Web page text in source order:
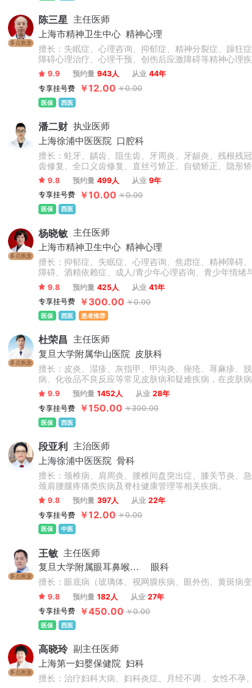
多点执业
陈三星 主任医师
上海市精神卫生中心 精神心理
擅长：失眠症、心理咨询、抑郁症、精神分裂症、躁狂
障碍心理治疗、心理干预、创伤后应激障碍等精神心理
9.9 预约量 943人 从业 44年
专享挂号费
￥12.00 ￥0.00
医保 西医
潘二财 执业医师
上海徐浦中医医院
口腔科
擅长：蛀牙、龋齿、阻生齿、牙周炎、牙龈炎、残根残
齿修复、全口义齿修复、直丝弓矫正、自锁矫正、隐形
9.8 预约量 499人 从业 9年
专享挂号费
￥10.00 ￥0.00
医保 西医
多点执业
杨晓敏 主任医师
上海市精神卫生中心 精神心理
擅长：抑郁症、失眠症、心理咨询、焦虑症、精神障碍
障碍、酒精依赖症、成人/青少年心理咨询、青少年情绪
9.8 预约量 425人 从业 41年
专享挂号费
￥300.00 ￥0.00
医保 西医 患者推荐
多点执业
杜荣昌 主任医师
复旦大学附属华山医院
皮肤科
擅长：皮炎、湿疹、灰指甲、甲沟炎、痤疮、荨麻疹、
病、化妆品不良反应等常见皮肤病和疑难疾病，在皮肤
9.9 预约量 1452人 从业 28年
专享挂号费
￥150.00 ￥300.00
医保 西医
段亚利 主治医师
上海徐浦中医医院 骨科
擅长：颈椎病、肩周炎、腰椎间盘突出症、膝关节炎、
颈肩腰腿疼痛类疾病及脊柱健康管理等相关疾病。
9.8 预约量 397人 从业 22年
专享挂号费
￥12.00 ￥0.00
医保 中医
多点执业
王敏 主任医师
复旦大学附属眼耳鼻喉科医院
眼科
擅长：眼底病（玻璃体、视网膜疾病、眼外伤、黄斑病
9.8 预约量 182人 从业 27年
专享挂号费
￥450.00 ￥0.00
医保 西医
多点执业
高晓玲 副主任医师
上海第一妇婴保健院 妇科
擅长：治疗妇科大病、妇科炎症、月经不调 、女性不孕